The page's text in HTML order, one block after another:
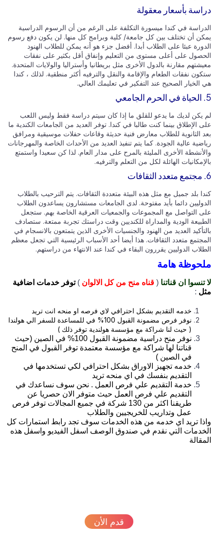
بأسعار معقولة
في كندا ميسورة التكلفة على الرغم من أن الرسوم الدراسية
أن تختلف بين كل جامعة/ كلية وبرامج كل منها. لن يكون دفع رسوم
عبئا على الطلاب أبدا. أفضل جزء هو أنه يمكن للطلاب الهنود
على أعلى مستوى من التعليم وإنفاق أقل بكثير على نفقات
مقارنة بالدول الأخرى مثل بريطانيا وأستراليا والولايات المتحدة.
نفقات الطعام والإقامة والنقل والترفيه أكثر منطقية. لذلك ، كندا
الخيار الصحيح عند التفكير في تعليمك العالي.
يكن لديك ما يدعو للقلق ما إذا كان سيتم دراسة فقط وليس اللعب
الإطلاق بينما كنت طالبا في كندا. توفر العديد من الجامعات الكندية ما
الثانوية للطلاب معارض فنية حديثة وقاعات حفلات موسيقية ومرافق
عالية الجودة. كما يتم تنفيذ العديد من الأحداث الخاصة والمهرجانات
الأخرى المليئة بالمرح على مدار العام. لذا كن سعيدا واستمتع
الهائلة لكل من التعلم والترفيه.
بلد جميل مع مثل هذه البيئة متعددة الثقافات. يتم الترحيب بالطلاب
دائما بأيد مفتوحة. لدى الجامعات مستشارون يساعدون الطلاب
التواصل مع المجموعات والجمعيات العرقية الخاصة بهم. ستجعل
الودية والمداراة للكنديين وقت دراستك تجربة ممتعة. ستصادف
العديد من الهنود والجنسيات الأخرى الذين يتمتعون بالانسجام في
متعدد الثقافات. هذا أيضا أحد الأسباب الرئيسية التي تجعل معظم
الدوليين يقررون البقاء في كندا عند الانتهاء من دراستهم.
هامة
تنسوا ان قناتنا( قناه منح من كل الالوان) توفر خدمات اضافية
:
خدمه التقديم بشكل احترافي لاي فرصه او منحه انت تريد
نوفر فرص مضمونة القبول 100% في للمساعدة للسفر الي هولندا
( حيث لنا شراكة مع مؤسسة هولندية توفر ذلك )
نوفر منح دراسية مضمونة القبول 100% في الصين (حيث
قناتنا لها شراكة مع مؤسسة معتمدة توفر القبول في المنح
في الصين )
خدمه تجهيز الاوراق بشكل احترافي لكي تستخدمها في
التقديم بنفسك في اي منحه تريد
خدمة التقديم علي فرص العمل . نحن سوف نساعدك في
التقديم علي فرص العمل حيث متوفر الان حصريا عن
طريقنا اكثر من 130 شركة في جميع المجالات توفر فرص
عمل وتداريب للخريجيين والطلاب
تريد اي خدمه من هذه الخدمات سوف تجد رابط استمارات كل
التي نقدم في صندوق الوصف اسفل الفيديو واسفل هذه
قدم الأن